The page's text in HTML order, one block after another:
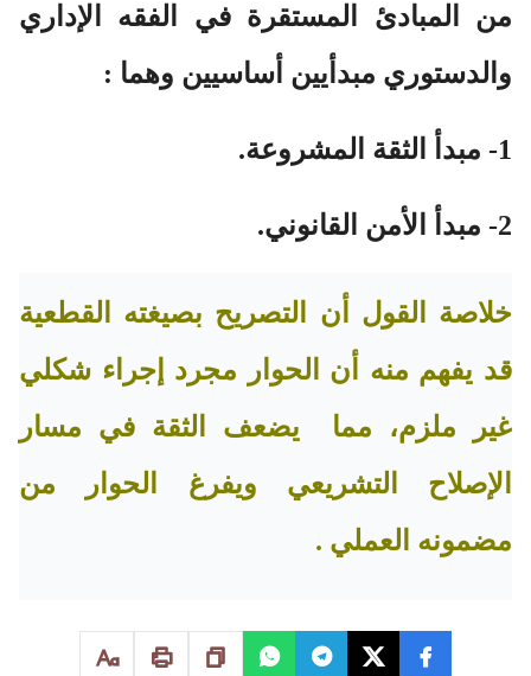
من المبادئ المستقرة في الفقه الإداري
والدستوري مبدأيين أساسيين وهما :
1- مبدأ الثقة المشروعة.
2- مبدأ الأمن القانوني.
خلاصة القول أن التصريح بصيغته القطعية
قد يفهم منه أن الحوار مجرد إجراء شكلي
غير ملزم، مما يضعف الثقة في مسار
الإصلاح التشريعي ويفرغ الحوار من
مضمونه العملي .